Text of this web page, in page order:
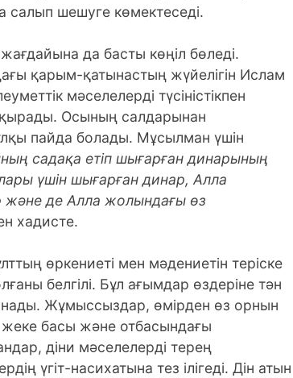
салып шешуге көмектеседі.
да басты көңіл бөледі.
қарым-қатынастың жүйелігін Ислам
мәселелерді түсіністікпен
Осының салдарынан
пайда болады. Мұсылман үшін
садақа етіп шығарған динарының
үшін шығарған динар, Алла
және де Алла жолындағы өз
хадисте.
өркениеті мен мәдениетін теріске
белгілі. Бұл ағымдар өздеріне тән
Жұмыссыздар, өмірден өз орнын
жеке басы және отбасындағы
діни мәселелерді терең
үгіт-насихатына тез ілігеді. Дін атын